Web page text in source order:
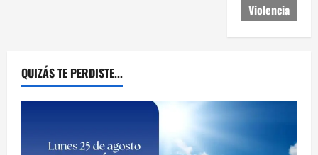
Violencia
QUIZÁS TE PERDISTE...